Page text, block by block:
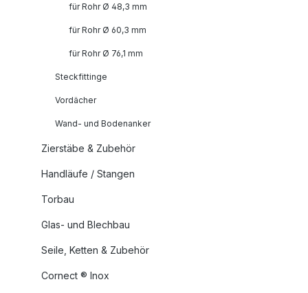
für Rohr Ø 48,3 mm
für Rohr Ø 60,3 mm
für Rohr Ø 76,1 mm
Steckfittinge
Vordächer
Wand- und Bodenanker
Zierstäbe & Zubehör
Handläufe / Stangen
Torbau
Glas- und Blechbau
Seile, Ketten & Zubehör
Cornect ® Inox